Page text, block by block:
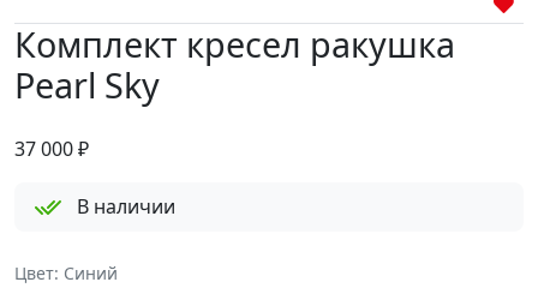
Комплект кресел ракушка
Pearl Sky
37 000₽
В наличии
Цвет: Синий